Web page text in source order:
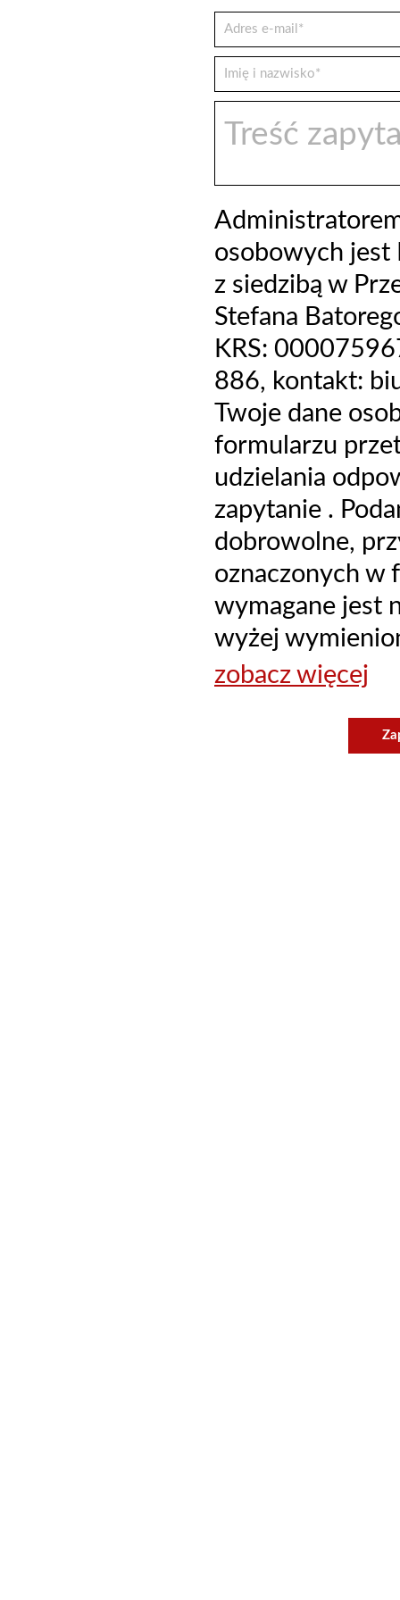
osobowych jest
z siedzibą w
Stefana
KRS:
886, kontakt:
Twoje dane
formularzu
udzielania
zapytanie .
dobrowolne,
oznaczonych w
wymagane jest
wyżej
zobacz więcej